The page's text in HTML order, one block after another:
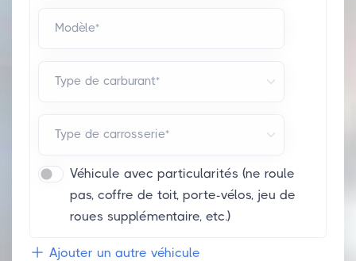
Modèle*
Type de carburant*
Type de carrosserie*
Véhicule avec particularités (ne roule
pas, coffre de toit, porte-vélos, jeu de
roues supplémentaire, etc.)
Ajouter un autre véhicule